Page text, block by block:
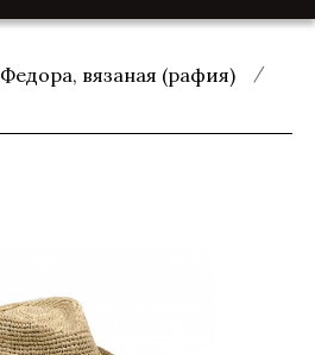
Федора, вязаная (рафия)